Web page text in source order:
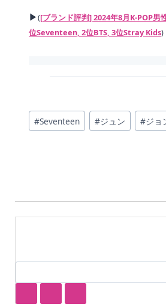
▶([ブランド評判] 2024年8月K-POP男
位Seventeen, 2位BTS, 3位Stray Kids)
投
稿
#Seventeen #ジュン #ジョ